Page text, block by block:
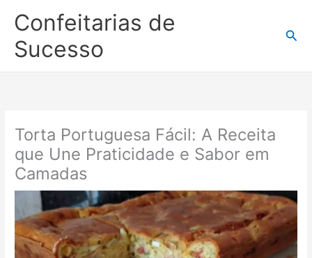
para
conteúdo
Confeitarias de
Sucesso
Torta Portuguesa Fácil: A Receita
que Une Praticidade e Sabor em
Camadas